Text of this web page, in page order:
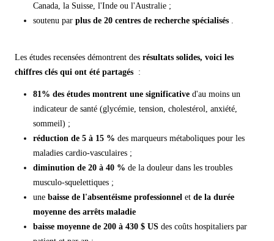
Canada, la Suisse, l'Inde ou l'Australie ;
soutenu par plus de 20 centres de recherche spécialisés .
Les études recensées démontrent des résultats solides, voici les
chiffres clés qui ont été partagés :
81% des études montrent une significative d'au moins un
indicateur de santé (glycémie, tension, cholestérol, anxiété,
sommeil) ;
réduction de 5 à 15 % des marqueurs métaboliques pour les
maladies cardio-vasculaires ;
diminution de 20 à 40 % de la douleur dans les troubles
musculo-squelettiques ;
une baisse de l'absentéisme professionnel et de la durée
moyenne des arrêts maladie
baisse moyenne de 200 à 430 $ US des coûts hospitaliers par